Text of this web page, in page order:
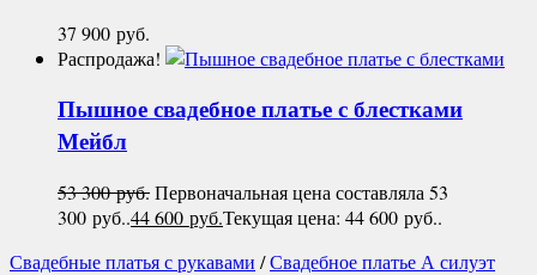
37 900 руб.
Распродажа!
Пышное свадебное платье с блестками
Мейбл
53 300руб.Первоначальная цена составляла 53
300 руб..44 600 руб.Текущая цена: 44 600 руб..
Свадебные платья с рукавами /Свадебное платье А силуэт